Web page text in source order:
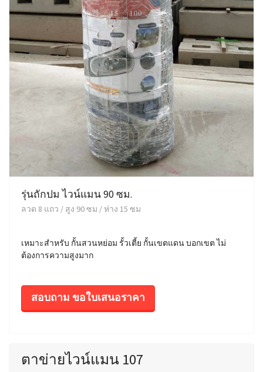
รุ่นถักปม ไวน์แมน 90 ซม.
ลวด 8 แถว / สูง 90 ซม / ห่าง 15 ซม
เหมาะสำหรับ กั้นสวนหย่อม รั้วเตี้ย กั้นเขตแดน บอกเขต ไม่
ต้องการความสูงมาก
สอบถาม ขอใบเสนอราคา
ตาข่ายไวน์แมน 107